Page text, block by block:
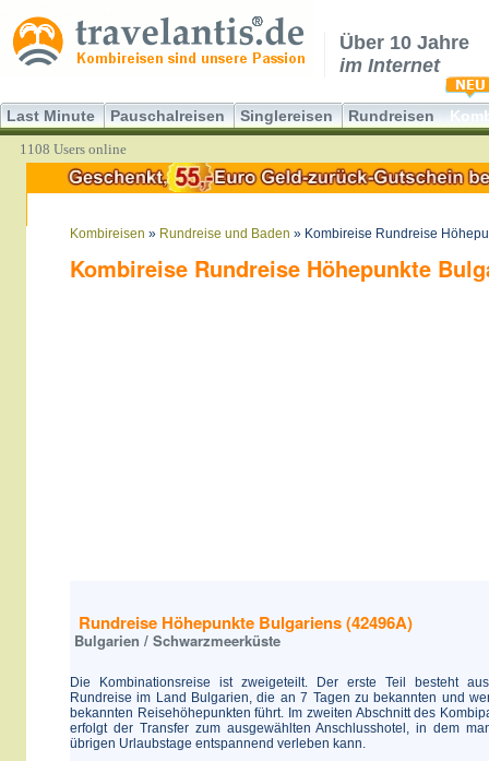
Über 10 Jahre
im Internet
Last Minute Pauschalreisen Singlereisen Rundreisen
1108 Users online
Kombireisen » Rundreise und Baden » Kombireise Rundreise
Kombireise Rundreise Höhepunkte
Rundreise Höhepunkte Bulgariens (42496A)
Bulgarien / Schwarzmeerküste
Die Kombinationsreise ist zweigeteilt. Der erste Teil besteht
Rundreise im Land Bulgarien, die an 7 Tagen zu bekannten und
bekannten Reisehöhepunkten führt. Im zweiten Abschnitt des
erfolgt der Transfer zum ausgewählten Anschlusshotel, in dem
übrigen Urlaubstage entspannend verleben kann.